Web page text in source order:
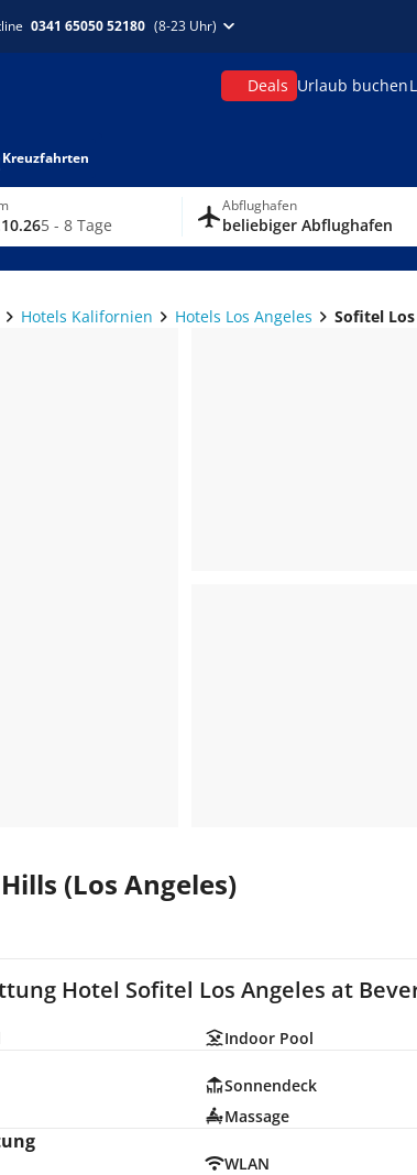
0341 65050 52180 (8-23 Uhr)
Deals Urlaub buchen
Kreuzfahrten
5 - 8 Tage
Abflughafen
beliebiger Abflughafen
Hotels Kalifornien Hotels Los Angeles Sofitel
(Los Angeles)
Hotel Sofitel Los Angeles at
Indoor Pool
Sonnendeck
Massage
WLAN